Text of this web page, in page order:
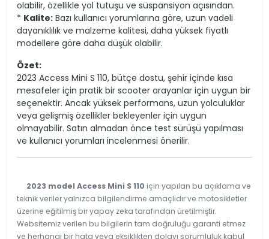
olabilir, özellikle yol tutuşu ve süspansiyon açısından.
* Kalite: Bazı kullanıcı yorumlarına göre, uzun vadeli
dayanıklılık ve malzeme kalitesi, daha yüksek fiyatlı
modellere göre daha düşük olabilir.
Özet:
2023 Access Mini S 110, bütçe dostu, şehir içinde kısa
mesafeler için pratik bir scooter arayanlar için uygun bir
seçenektir. Ancak yüksek performans, uzun yolculuklar
veya gelişmiş özellikler bekleyenler için uygun
olmayabilir. Satın almadan önce test sürüşü yapılması
ve kullanıcı yorumları incelenmesi önerilir.
2023 model Access Mini S 110 için yapılan bu açıklama ve
teknik veriler yalnızca bilgilendirme amaçlıdır ve motosikletler
üzerine eğitilmiş bir yapay zeka tarafından üretilmiştir.
Websitemiz verilen bu bilgilerin tam doğruluğu garanti etmez
ve herhangi bir hata veya eksiklikten dolayı sorumluluk kabul